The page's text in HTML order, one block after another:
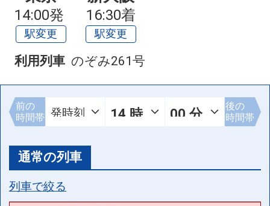
14:00発
駅変更
16:30着
駅変更
利用列車 のぞみ261号
前の
時間帯
後の
時間帯
通常の列車
列車で絞る